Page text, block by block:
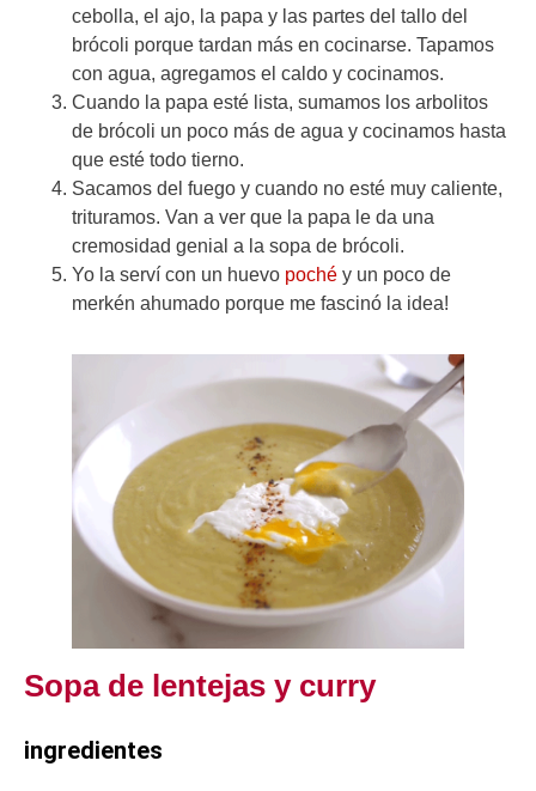
cebolla, el ajo, la papa y las partes del tallo del
brócoli porque tardan más en cocinarse. Tapamos
con agua, agregamos el caldo y cocinamos.
Cuando la papa esté lista, sumamos los arbolitos
de brócoli un poco más de agua y cocinamos hasta
que esté todo tierno.
Sacamos del fuego y cuando no esté muy caliente,
trituramos. Van a ver que la papa le da una
cremosidad genial a la sopa de brócoli.
Yo la serví con un huevo poché y un poco de
merkén ahumado porque me fascinó la idea!
Sopa de lentejas y curry
ingredientes